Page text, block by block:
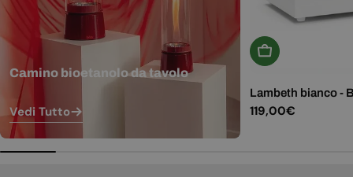
Camino bioetanolo da tavolo
Vedi Tutto
Aggiungi Al
Lambeth bianco -
Prezzo
119,00€